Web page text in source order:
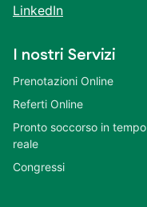
LinkedIn
I nostri Servizi
Prenotazioni Online
Referti Online
Pronto soccorso in tempo
reale
Congressi